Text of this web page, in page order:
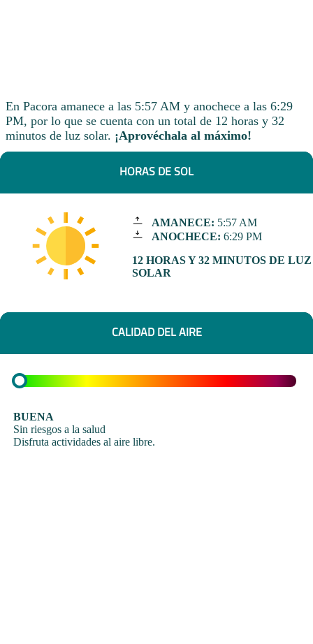
En Pacora amanece a las 5:57 AM y anochece a las 6:29
PM, por lo que se cuenta con un total de 12 horas y 32
minutos de luz solar. ¡Aprovéchala al máximo!
HORAS DE SOL
AMANECE: 5:57 AM
ANOCHECE: 6:29 PM
12 HORAS Y 32 MINUTOS DE LUZ
SOLAR
CALIDAD DEL AIRE
BUENA
Sin riesgos a la salud
Disfruta actividades al aire libre.